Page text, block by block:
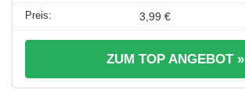
3,99 €
ZUM TOP ANGEBOT »